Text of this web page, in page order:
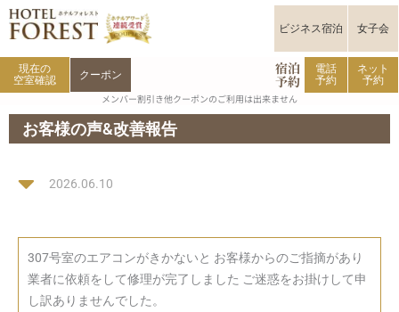
内
容
ビジネス宿泊 女子会
現在の
空室確認
クーポン 宿泊
予約
電話
予約
ネット
予約
メンバー割引き他クーポンのご利用は出来ません
お客様の声&改善報告
2026.06.10
307号室のエアコンがきかないと お客様からのご指摘があり
業者に依頼をして修理が完了しました ご迷惑をお掛けして申
し訳ありませんでした。